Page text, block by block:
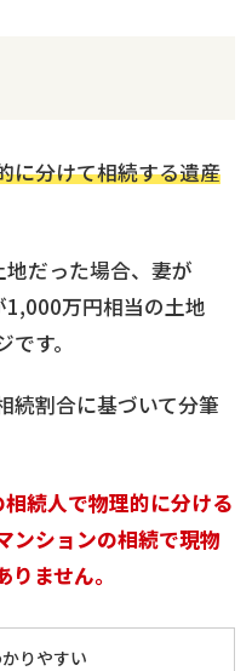
に分けて相続する遺産
だった場合、妻が
万円相当の土地
す。
続割合に基づいて分筆
続人で物理的に分ける
ンションの相続で現物
ません。
りやすい